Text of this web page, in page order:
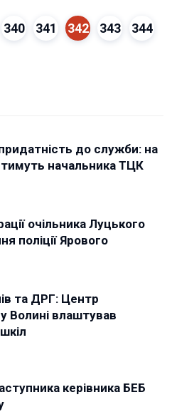
340 341 342 343
344
до служби: на
начальника ТЦК
очільника Луцького
поліції Ярового
та ДРГ: Центр
Волині влаштував
керівника БЕБ